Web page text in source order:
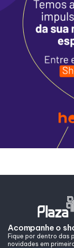
Horários
Entretenimento
Alimentação
Acompanhe o
Fique por dentro das
novidades em